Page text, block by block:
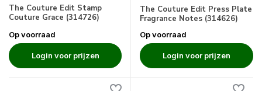
The Couture Edit Stamp
Couture Grace (314726)
Op voorraad
Login voor prijzen
The Couture Edit Press Plate
Fragrance Notes (314626)
Op voorraad
Login voor prijzen